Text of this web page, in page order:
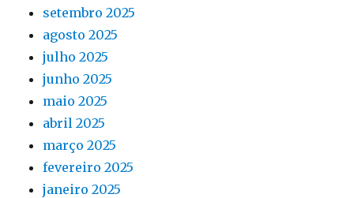
setembro 2025
agosto 2025
julho 2025
junho 2025
maio 2025
abril 2025
março 2025
fevereiro 2025
janeiro 2025